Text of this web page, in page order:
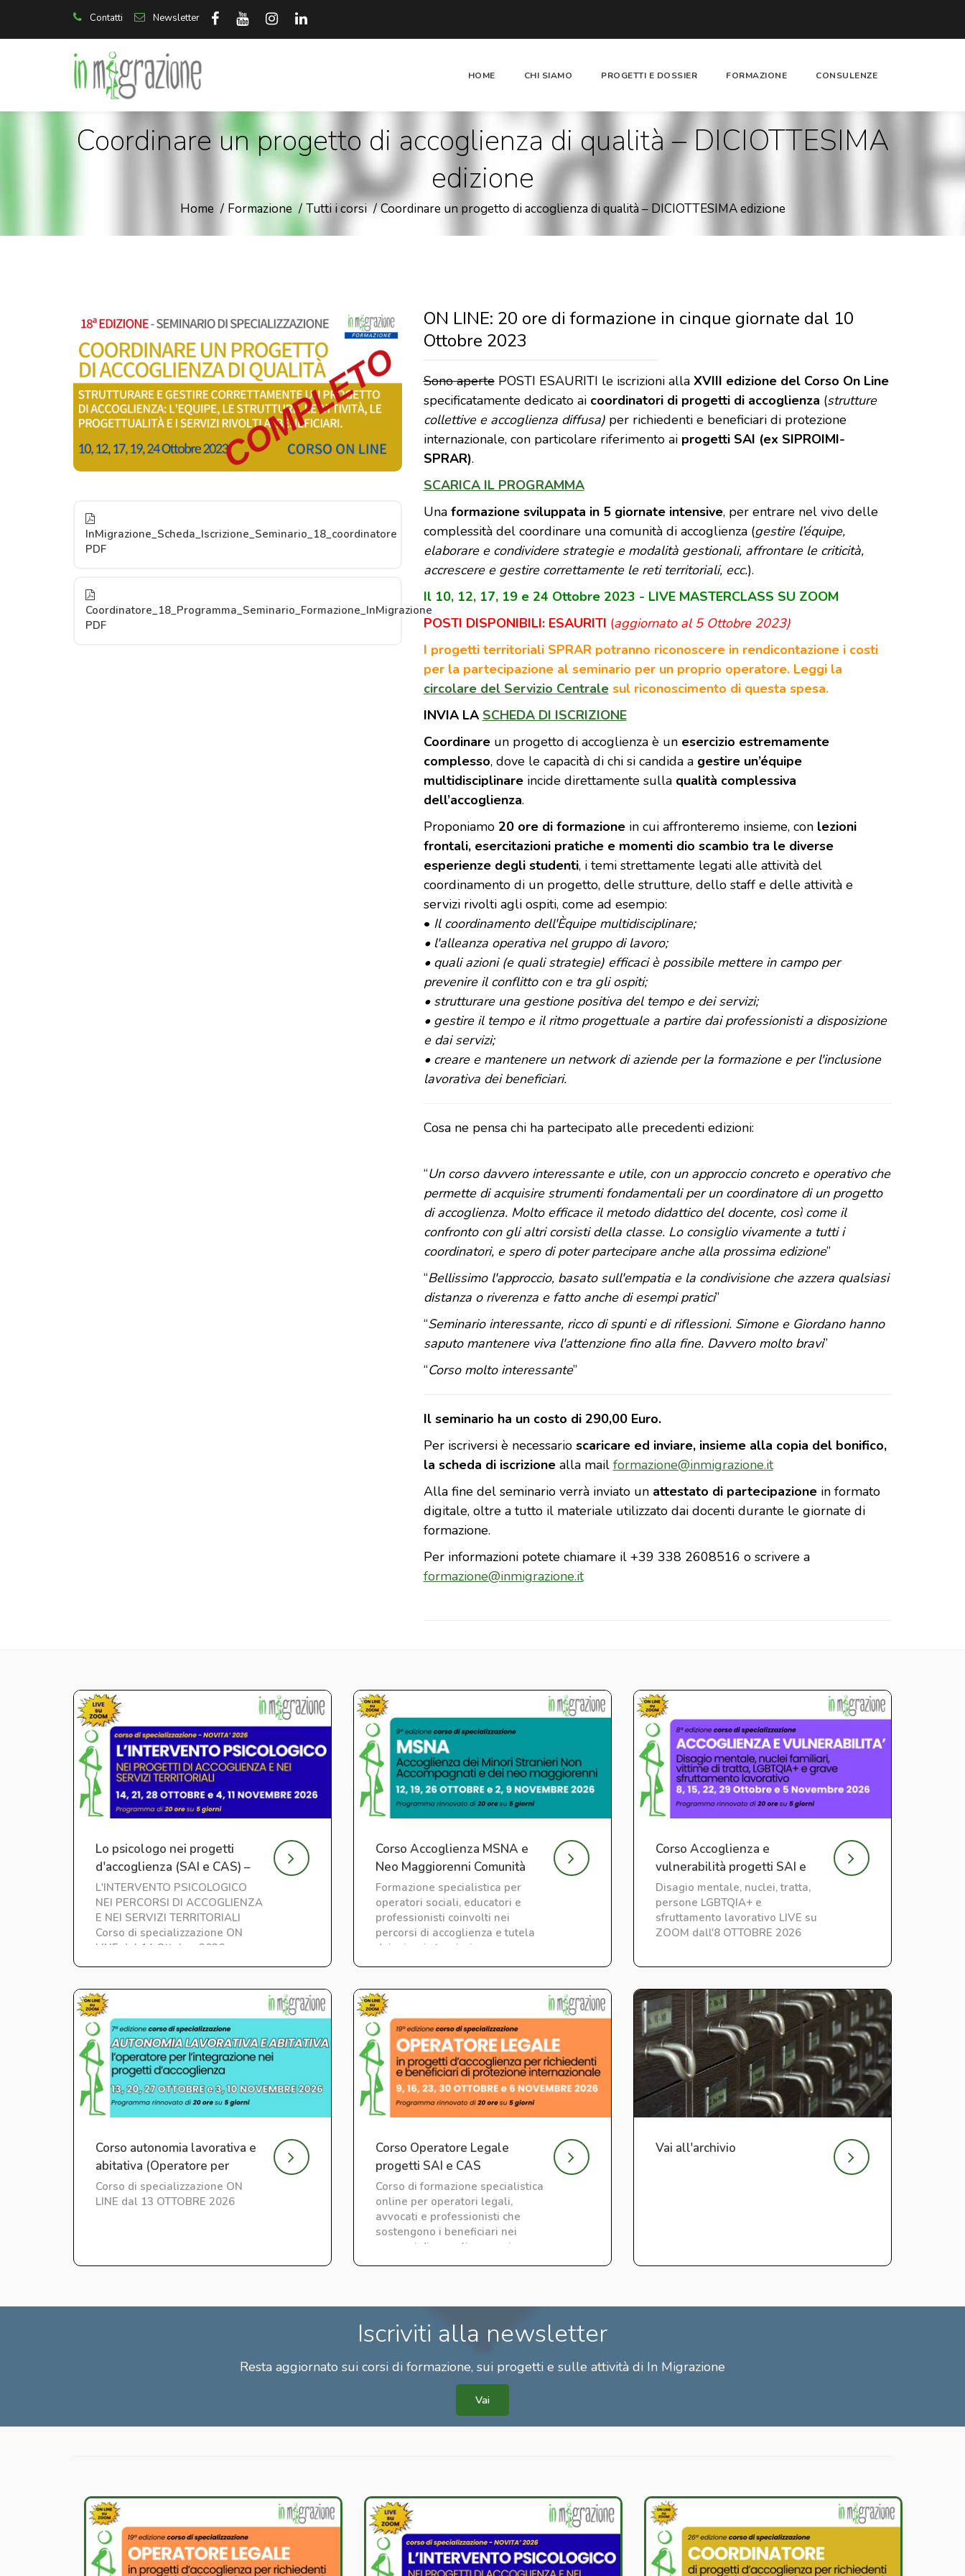
Contatti Newsletter
HOME CHI SIAMO PROGETTI E DOSSIER FORMAZIONE CONSULENZE
Coordinare un progetto di accoglienza di qualità – DICIOTTESIMA
edizione
Home Formazione Tutti i corsi Coordinare un progetto di accoglienza di qualità – DICIOTTESIMA edizione
InMigrazione_Scheda_Iscrizione_Seminario_18_coordinatore
PDF
Coordinatore_18_Programma_Seminario_Formazione_InMigrazione
PDF
ON LINE: 20 ore di formazione in cinque giornate dal 10
Ottobre 2023
Sono apertePOSTI ESAURITI le iscrizioni alla XVIII edizione del Corso On Line
specificatamente dedicato ai coordinatori di progetti di accoglienza (strutture
collettive e accoglienza diffusa)per richiedenti e beneficiari di protezione
internazionale, con particolare riferimento ai progetti SAI (ex SIPROIMI-
SPRAR).
SCARICA IL PROGRAMMA
Una formazione sviluppata in 5 giornate intensive, per entrare nel vivo delle
complessità del coordinare una comunità di accoglienza (gestire l’équipe,
elaborare e condividere strategie e modalità gestionali, affrontare le criticità,
accrescere e gestire correttamente le reti territoriali, ecc.).
Il 10, 12, 17, 19 e 24 Ottobre 2023 - LIVE MASTERCLASS SU ZOOM
POSTI DISPONIBILI: ESAURITI (aggiornato al 5 Ottobre 2023)
I progetti territoriali SPRAR potranno riconoscere in rendicontazione i costi
per la partecipazione al seminario per un proprio operatore. Leggi la
circolare del Servizio Centralesul riconoscimento di questa spesa.
INVIA LA SCHEDA DI ISCRIZIONE
Coordinareun progetto di accoglienza è un esercizio estremamente
complesso, dove le capacità di chi si candida a gestire un’équipe
multidisciplinareincide direttamente sulla qualità complessiva
dell’accoglienza.
Proponiamo 20 ore di formazionein cui affronteremo insieme, con lezioni
frontali, esercitazioni pratiche e momenti dio scambio tra le diverse
esperienze degli studenti, i temi strettamente legati alle attività del
coordinamento di un progetto, delle strutture, dello staff e delle attività e
servizi rivolti agli ospiti, come ad esempio:
• Il coordinamento dell'Èquipe multidisciplinare;
• l'alleanza operativa nel gruppo di lavoro;
• quali azioni (e quali strategie) efficaci è possibile mettere in campo per
prevenire il conflitto con e tra gli ospiti;
• strutturare una gestione positiva del tempo e dei servizi;
• gestire il tempo e il ritmo progettuale a partire dai professionisti a disposizione
e dai servizi;
• creare e mantenere un network di aziende per la formazione e per l'inclusione
lavorativa dei beneficiari.
Cosa ne pensa chi ha partecipato alle precedenti edizioni:
“Un corso davvero interessante e utile, con un approccio concreto e operativo che
permette di acquisire strumenti fondamentali per un coordinatore di un progetto
di accoglienza. Molto efficace il metodo didattico del docente, così come il
confronto con gli altri corsisti della classe. Lo consiglio vivamente a tutti i
coordinatori, e spero di poter partecipare anche alla prossima edizione”
“Bellissimo l'approccio, basato sull'empatia e la condivisione che azzera qualsiasi
distanza o riverenza e fatto anche di esempi pratici”
“Seminario interessante, ricco di spunti e di riflessioni. Simone e Giordano hanno
saputo mantenere viva l'attenzione fino alla fine. Davvero molto bravi”
“Corso molto interessante”
Il seminario ha un costo di 290,00 Euro.
Per iscriversi è necessario scaricare ed inviare, insieme alla copia del bonifico,
la scheda di iscrizionealla mail formazione@inmigrazione.it
Alla fine del seminario verrà inviato un attestato di partecipazionein formato
digitale, oltre a tutto il materiale utilizzato dai docenti durante le giornate di
formazione.
Per informazioni potete chiamare il +39 338 2608516 o scrivere a
formazione@inmigrazione.it
Lo psicologo nei progetti
d'accoglienza (SAI e CAS) –
Nuova edizione
L'INTERVENTO PSICOLOGICO
NEI PERCORSI DI ACCOGLIENZA
E NEI SERVIZI TERRITORIALI
Corso di specializzazione ON
LINE dal 14 Ottobre 2026
Corso Accoglienza MSNA e
Neo Maggiorenni Comunità
Minori, SAI e CAS
Formazione specialistica per
operatori sociali, educatori e
professionisti coinvolti nei
percorsi di accoglienza e tutela
dei minori stranieri non
accompagnati e neo
Corso Accoglienza e
vulnerabilità progetti SAI e
CAS
Disagio mentale, nuclei, tratta,
persone LGBTQIA+ e
sfruttamento lavorativo LIVE su
ZOOM dall'8 OTTOBRE 2026
Corso autonomia lavorativa e
abitativa (Operatore per
l'Integrazione) ed. 7
Corso di specializzazione ON
LINE dal 13 OTTOBRE 2026
Corso Operatore Legale
progetti SAI e CAS
Corso di formazione specialistica
online per operatori legali,
avvocati e professionisti che
sostengono i beneficiari nei
percorsi di accoglienza nei
servizi SAI e CAS.
Vai all'archivio
Iscriviti alla newsletter
Resta aggiornato sui corsi di formazione, sui progetti e sulle attività di In Migrazione
Vai